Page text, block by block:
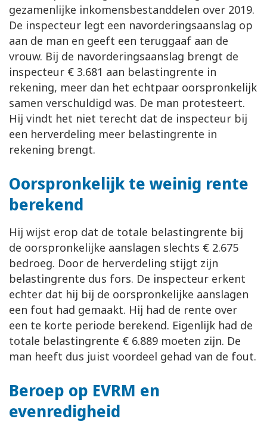
gezamenlijke inkomensbestanddelen over 2019.
De inspecteur legt een navorderingsaanslag op
aan de man en geeft een teruggaaf aan de
vrouw. Bij de navorderingsaanslag brengt de
inspecteur € 3.681 aan belastingrente in
rekening, meer dan het echtpaar oorspronkelijk
samen verschuldigd was. De man protesteert.
Hij vindt het niet terecht dat de inspecteur bij
een herverdeling meer belastingrente in
rekening brengt.
Oorspronkelijk te weinig rente
berekend
Hij wijst erop dat de totale belastingrente bij
de oorspronkelijke aanslagen slechts € 2.675
bedroeg. Door de herverdeling stijgt zijn
belastingrente dus fors. De inspecteur erkent
echter dat hij bij de oorspronkelijke aanslagen
een fout had gemaakt. Hij had de rente over
een te korte periode berekend. Eigenlijk had de
totale belastingrente € 6.889 moeten zijn. De
man heeft dus juist voordeel gehad van de fout.
Beroep op EVRM en
evenredigheid